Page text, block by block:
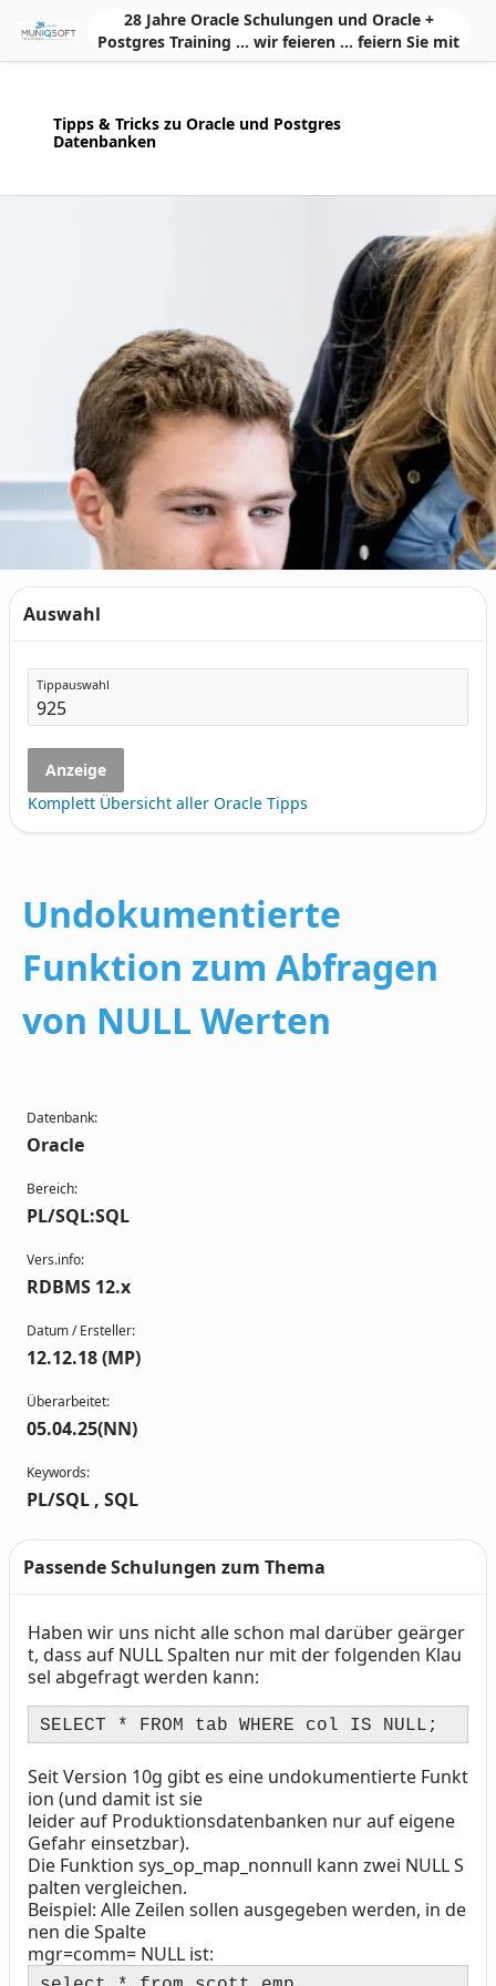
Skip to Main Content28 Jahre Oracle Schulungen und Oracle +
Postgres Training ... wir feieren ... feiern Sie mit
Tipps & Tricks zu Oracle und Postgres
Datenbanken
Auswahl
Tippauswahl
Anzeige
Komplett Übersicht aller Oracle Tipps
Undokumentierte
Funktion zum Abfragen
von NULL Werten
Datenbank:
Oracle
Bereich:
PL/SQL:SQL
Vers.info:
RDBMS 12.x
Datum / Ersteller:
12.12.18 (MP)
Überarbeitet:
05.04.25(NN)
Keywords:
PL/SQL , SQL
Passende Schulungen zum Thema
Text
Haben wir uns nicht alle schon mal darüber geärger
t, dass auf NULLSpalten nur mit der folgenden Klau
sel abgefragt werden kann:
SELECT * FROM tab WHERE col IS NULL;
Seit Version 10g gibt es eine undokumentierte Funkt
ion (und damit ist sie
leider auf Produktionsdatenbanken nur auf eigene
Gefahr einsetzbar).
Die Funktion sys_op_map_nonnull kann zwei NULL S
palten vergleichen.
Beispiel: Alle Zeilen sollen ausgegeben werden, in de
nen die Spalte
mgr=comm= NULL ist: